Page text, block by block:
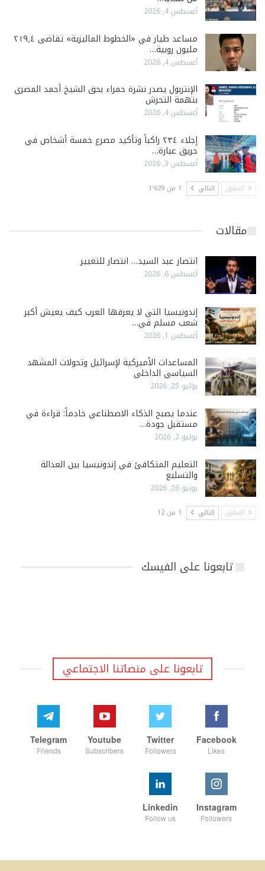
أغسطس 4, 2026
مساعد طيار في «الخطوط الماليزية» تقاضى ٢١٩٫٤
مليون روبية…
أغسطس 4, 2026
الإنتربول يصدر نشرة حمراء بحق الشيخ أحمد المصري
بتهمة التحرش
أغسطس 4, 2026
إجلاء ٢٣٤ راكباً وتأكيد مصرع خمسة أشخاص في
حريق عبارة…
أغسطس 3, 2026
السابق التالي 1 من 1٬629
مقالات
انتصار عبد السيد… انتصار للتغيير
أغسطس 6, 2026
إندونيسيا التي لا يعرفها العرب كيف يعيش أكبر
شعب مسلم في…
أغسطس 1, 2026
المساعدات الأميركية لإسرائيل وتحولات المشهد
السياسي الداخلي
يوليو 25, 2026
عندما يصبح الذكاء الاصطناعي خادماً: قراءة في
مستقبل جودة…
يوليو 2, 2026
التعليم المتكافئ في إندونيسيا بين العدالة
والتسليع
يونيو 26, 2026
السابق التالي 1 من 12
تابعونا على الفيسك
تابعونا على منصاتنا الاجتماعي
Facebook
Likes
Twitter
Followers
Youtube
Subscribers
Telegram
Friends
Instagram
Followers
Linkedin
Follow us